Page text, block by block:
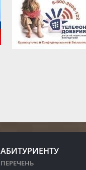
АБИТУРИЕНТУ
ПЕРЕЧЕНЬ